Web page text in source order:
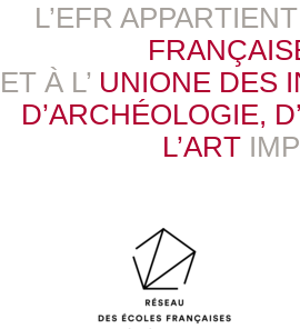
L’EFR
ET À L’ UNIONE DES
D’ARCHÉOLOGIE,
L’ART